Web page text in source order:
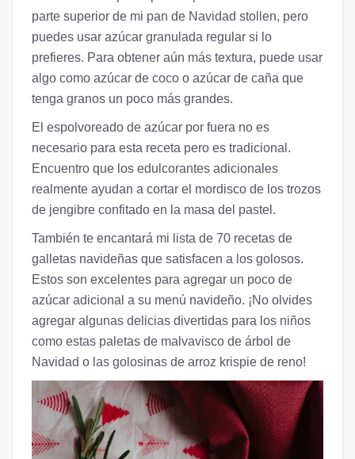
parte superior de mi pan de Navidad stollen, pero
puedes usar azúcar granulada regular si lo
prefieres. Para obtener aún más textura, puede usar
algo como azúcar de coco o azúcar de caña que
tenga granos un poco más grandes.
El espolvoreado de azúcar por fuera no es
necesario para esta receta pero es tradicional.
Encuentro que los edulcorantes adicionales
realmente ayudan a cortar el mordisco de los trozos
de jengibre confitado en la masa del pastel.
También te encantará mi lista de 70 recetas de
galletas navideñas que satisfacen a los golosos.
Estos son excelentes para agregar un poco de
azúcar adicional a su menú navideño. ¡No olvides
agregar algunas delicias divertidas para los niños
como estas paletas de malvavisco de árbol de
Navidad o las golosinas de arroz krispie de reno!